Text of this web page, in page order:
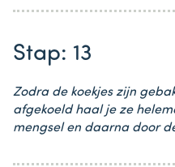
Stap: 13
Zodra de koekjes zijn
afgekoeld haal je ze
mengsel en daarna door